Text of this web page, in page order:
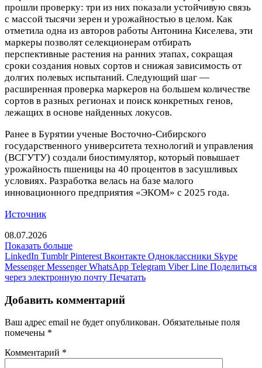
прошли проверку: три из них показали устойчивую связь
с массой тысячи зерен и урожайностью в целом. Как
отметила одна из авторов работы Антонина Киселева, эти
маркеры позволят селекционерам отбирать
перспективные растения на ранних этапах, сокращая
сроки создания новых сортов и снижая зависимость от
долгих полевых испытаний. Следующий шаг —
расширенная проверка маркеров на большем количестве
сортов в разных регионах и поиск конкретных генов,
лежащих в основе найденных локусов.
Ранее в Бурятии ученые Восточно-Сибирского
государственного университета технологий и управления
(ВСГУТУ) создали биостимулятор, который повышает
урожайность пшеницы на 40 процентов в засушливых
условиях. Разработка велась на базе малого
инновационного предприятия «ЭКОМ» с 2025 года.
Источник
08.07.2026
Показать больше
LinkedIn Tumblr Pinterest Вконтакте Одноклассники Skype
Messenger Messenger WhatsApp Telegram Viber Line Поделиться
через электронную почту Печатать
Добавить комментарий
Ваш адрес email не будет опубликован. Обязательные поля
помечены *
Комментарий *